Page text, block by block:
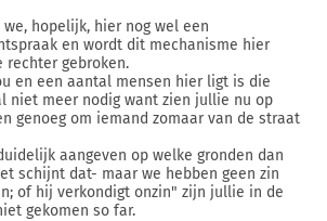
hopelijk, hier nog wel een
en wordt dit mechanisme hier
gebroken.
en een aantal mensen hier ligt is die
niet meer nodig want zien jullie nu op
genoeg om iemand zomaar van de straat
aangeven op welke gronden dan
schijnt dat- maar we hebben geen zin
of hij verkondigt onzin" zijn jullie in de
gekomen so far.